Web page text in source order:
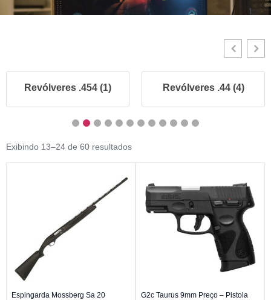
.454 (1) Revólveres .44 (4)
Exibindo 13–24 de 60 resultados
Espingarda Mossberg Sa 20
G2c Taurus 9mm Preço – Pistola